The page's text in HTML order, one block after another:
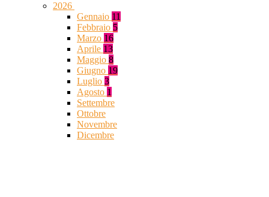
2026
Gennaio 11
Febbraio 5
Marzo 16
Aprile 13
Maggio 8
Giugno 19
Luglio 3
Agosto 1
Settembre
Ottobre
Novembre
Dicembre